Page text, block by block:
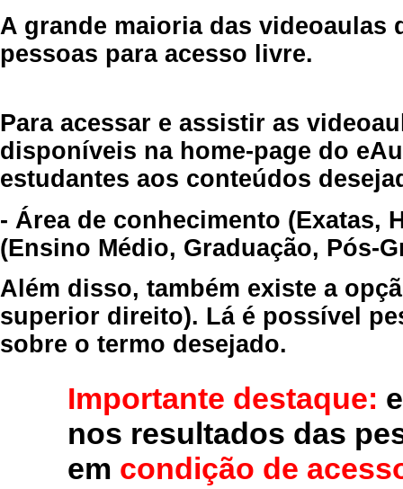
A grande maioria das videoaulas
pessoas para acesso livre.
Para acessar e assistir as
disponíveis na home-page do
estudantes aos conteúdos
- Área de conhecimento (Exatas,
(Ensino Médio, Graduação, Pós-
Além disso, também existe a
superior direito). Lá é possível
sobre o termo desejado.
Importante destaque:
nos resultados das
em condição de